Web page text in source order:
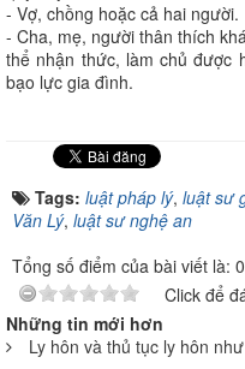
- Vợ, chồng hoặc cả hai người.
- Cha, mẹ, người thân thích
thể nhận thức, làm chủ được
bạo lực gia đình.
Tags: luật pháp lý, luật sư
Văn Lý, luật sư nghệ an
Tổng số điểm của bài viết là:
Click để
Những tin mới hơn
Ly hôn và thủ tục ly hôn